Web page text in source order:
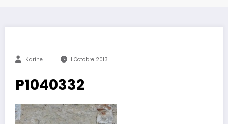
Karine 1 Octobre 2013
P1040332